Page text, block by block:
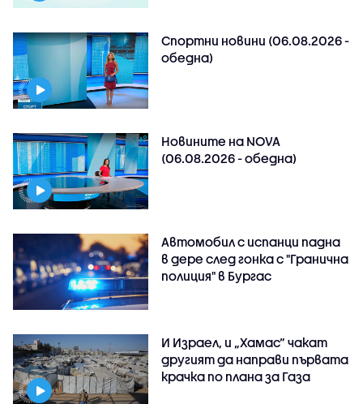
Спортни новини (06.08.2026 -
обедна)
Новините на NOVA
(06.08.2026 - обедна)
Автомобил с испанци падна
в дере след гонка с "Гранична
полиция" в Бургас
И Израел, и „Хамас“ чакат
другият да направи първата
крачка по плана за Газа